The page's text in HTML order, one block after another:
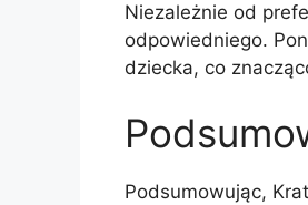
Niezależnie od
odpowiedniego.
dziecka, co
Podsumowując,